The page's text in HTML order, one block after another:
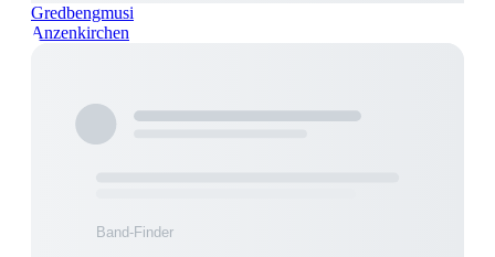
Gredbengmusi
Anzenkirchen